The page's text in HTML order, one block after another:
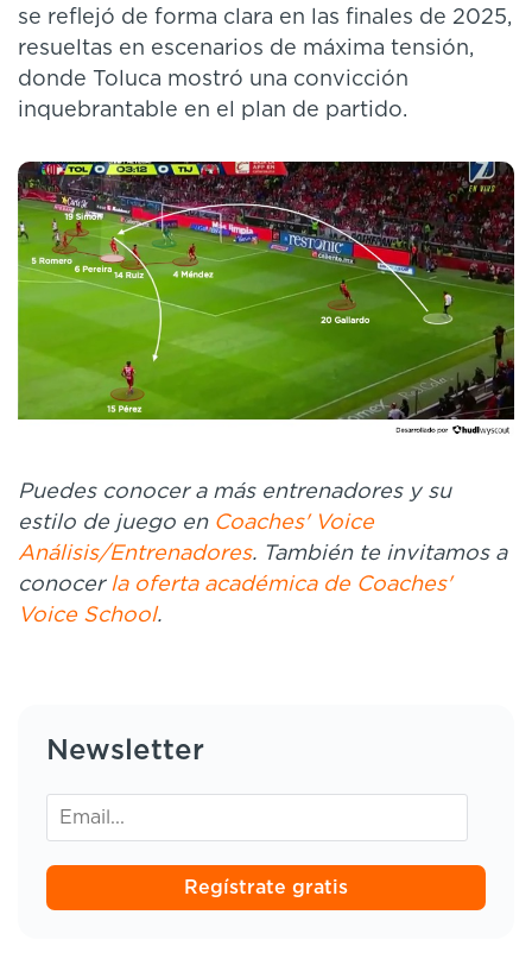
se reflejó de forma clara en las finales de 2025,
resueltas en escenarios de máxima tensión,
donde Toluca mostró una convicción
inquebrantable en el plan de partido.
Puedes conocer a más entrenadores y su
estilo de juego en Coaches' Voice
Análisis/Entrenadores. También te invitamos a
conocer la oferta académica de Coaches'
Voice School.
Newsletter
Regístrate gratis